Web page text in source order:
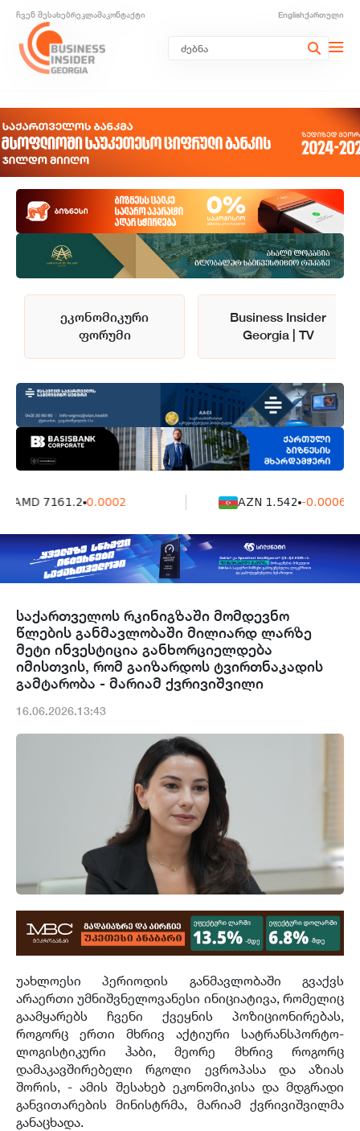
ჩვენ შესახებრეკლამაკონტაქტი Englishქართული
ეკონომიკური
ფორუმი
Business Insider
Georgia | TV
AMD 7161.2 0.0002 AZN 1.542 -0.0006
საქართველოს რკინიგზაში მომდევნო
წლების განმავლობაში მილიარდ ლარზე
მეტი ინვესტიცია განხორციელდება
იმისთვის, რომ გაიზარდოს ტვირთნაკადის
გამტარობა - მარიამ ქვრივიშვილი
16.06.2026.13:43
უახლოესი პერიოდის განმავლობაში გვაქვს
არაერთი უმნიშვნელოვანესი ინიციატივა, რომელიც
გაამყარებს ჩვენი ქვეყნის პოზიციონირებას,
როგორც ერთი მხრივ აქტიური სატრანსპორტო-
ლოგისტიკური ჰაბი, მეორე მხრივ როგორც
დამაკავშირებელი რგოლი ევროპასა და აზიას
შორის, - ამის შესახებ ეკონომიკისა და მდგრადი
განვითარების მინისტრმა, მარიამ ქვრივიშვილმა
განაცხადა.